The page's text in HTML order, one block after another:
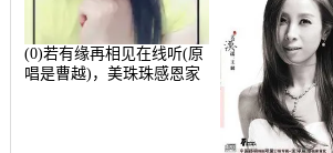
(0)若有缘再相见在线听(原
唱是曹越)，美珠珠感恩家